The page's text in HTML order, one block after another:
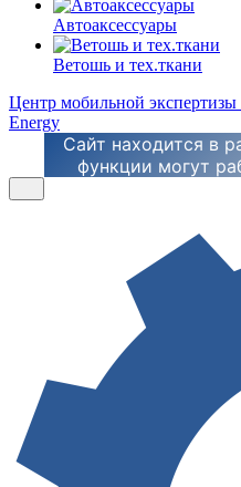
Автоаксессуары
Ветошь и тех.ткани
Центр мобильной экспертизы
Energy
Сайт находится в
функции могут